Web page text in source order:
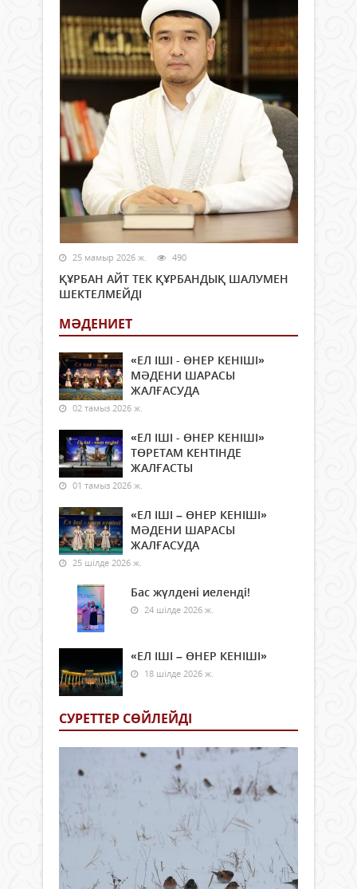
25 мамыр 2026 ж. 490
ҚҰРБАН АЙТ ТЕК ҚҰРБАНДЫҚ ШАЛУМЕН
ШЕКТЕЛМЕЙДІ
МӘДЕНИЕТ
«ЕЛ ІШІ - ӨНЕР КЕНІШІ»
МӘДЕНИ ШАРАСЫ
ЖАЛҒАСУДА
02 тамыз 2026 ж.
«ЕЛ ІШІ - ӨНЕР КЕНІШІ»
ТӨРЕТАМ КЕНТІНДЕ
ЖАЛҒАСТЫ
01 тамыз 2026 ж.
«ЕЛ ІШІ – ӨНЕР КЕНІШІ»
МӘДЕНИ ШАРАСЫ
ЖАЛҒАСУДА
25 шілде 2026 ж.
Бас жүлдені иеленді!
24 шілде 2026 ж.
«ЕЛ ІШІ – ӨНЕР КЕНІШІ»
18 шілде 2026 ж.
СУРЕТТЕР СӨЙЛЕЙДI